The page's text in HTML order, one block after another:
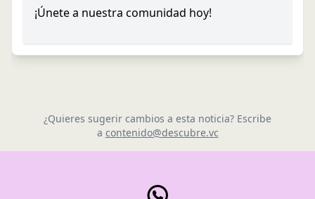
¡Únete a nuestra comunidad hoy!
¿Quieres sugerir cambios a esta noticia? Escribe
a contenido@descubre.vc